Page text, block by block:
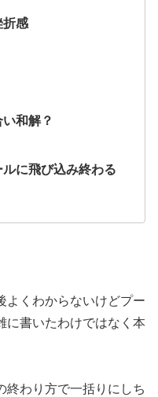
折感
和解？
に飛び込み終わる
よくわからないけどプー
に書いたわけではなく本
終わり方で一括りにしち